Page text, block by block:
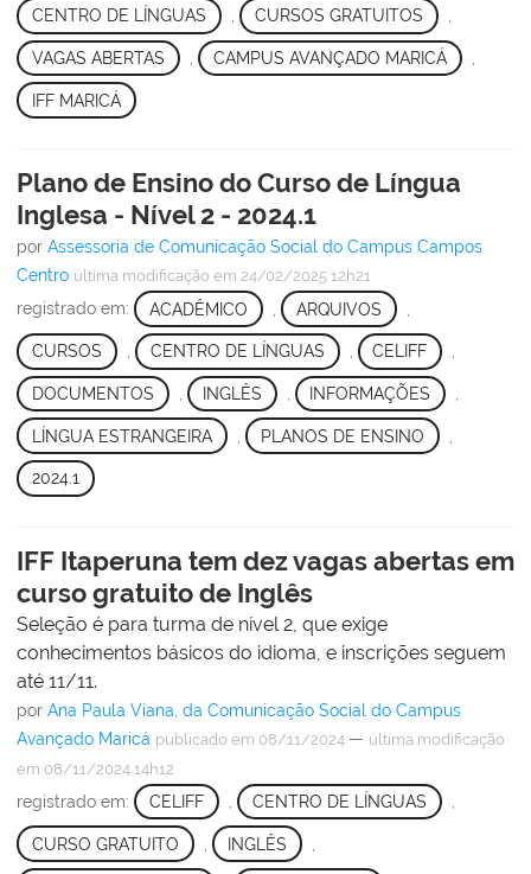
CENTRO DE LÍNGUAS , CURSOS GRATUITOS ,
VAGAS ABERTAS CAMPUS AVANÇADO MARICÁ
IFF MARICÁ
Plano de Ensino do Curso de Língua
Inglesa - Nível 2 - 2024.1
por Assessoria de Comunicação Social do Campus Campos
Centro última modificação em 24/02/2025 12h21
registrado em: ACADÊMICO ARQUIVOS
CURSOS , CENTRO DE LÍNGUAS , CELIFF ,
DOCUMENTOS INGLÊS INFORMAÇÕES
LÍNGUA ESTRANGEIRA PLANOS DE ENSINO
2024.1
IFF Itaperuna tem dez vagas abertas em
curso gratuito de Inglês
Seleção é para turma de nível 2, que exige
conhecimentos básicos do idioma, e inscrições seguem
até 11/11.
por Ana Paula Viana, da Comunicação Social do Campus
Avançado Maricá publicado em 08/11/2024 — última modificação
em 08/11/2024 14h12
registrado em: CELIFF CENTRO DE LÍNGUAS
CURSO GRATUITO INGLÊS